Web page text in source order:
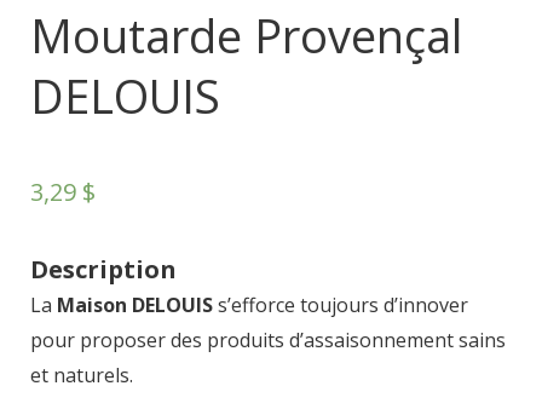
Moutarde Provençal
DELOUIS
3,29 $
Description
La Maison DELOUISs’efforce toujours d’innover
pour proposer des produits d’assaisonnement sains
et naturels.